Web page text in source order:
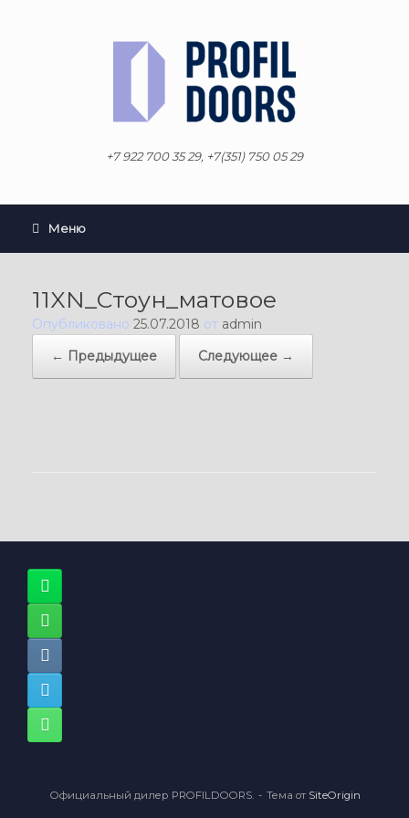
+7 922 700 35 29, +7(351) 750 05 29
Меню
11XN_Стоун_матовое
Опубликовано 25.07.2018 от admin
← Предыдущее
Следующее →
Официальный дилер PROFILDOORS. Тема от SiteOrigin